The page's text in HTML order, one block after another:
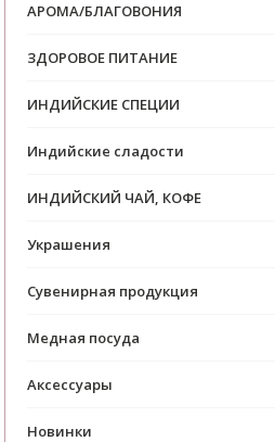
АРОМА/БЛАГОВОНИЯ
ЗДОРОВОЕ ПИТАНИЕ
ИНДИЙСКИЕ СПЕЦИИ
Индийские сладости
ИНДИЙСКИЙ ЧАЙ, КОФЕ
Украшения
Сувенирная продукция
Медная посуда
Аксессуары
Новинки